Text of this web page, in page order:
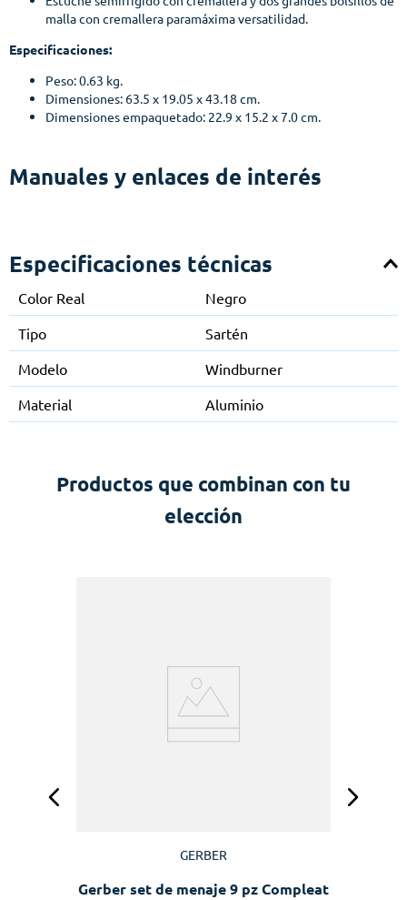
malla con cremallera paramáxima versatilidad.
Especificaciones:
Peso: 0.63 kg.
Dimensiones: 63.5 x 19.05 x 43.18 cm.
Dimensiones empaquetado: 22.9 x 15.2 x 7.0 cm.
Manuales y enlaces de interés
Especificaciones técnicas
Color Real
Negro
Tipo
Sartén
Modelo
Windburner
Material
Aluminio
Productos que combinan con tu
elección
GERBER
Gerber set de menaje 9 pz Compleat